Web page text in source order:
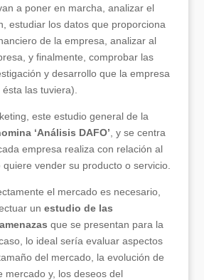
a poner en marcha, analizar el
estudiar los datos que proporciona
de la empresa, analizar al
y finalmente, comprobar las
y desarrollo que la empresa
las tuviera).
este estudio general de la
‘Análisis DAFO’ , y se centra
empresa realiza con relación al
vender su producto o servicio.
el mercado es necesario,
un estudio de las
que se presentan para la
lo ideal sería evaluar aspectos
del mercado, la evolución de
mercado y, los deseos del